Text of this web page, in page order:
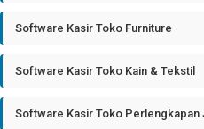
Software Kasir Toko Furniture
Software Kasir Toko Kain & Tekstil
Software Kasir Toko Perlengkapan